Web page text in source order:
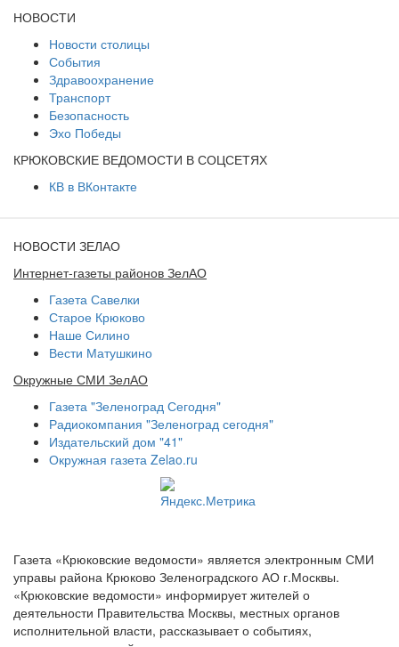
НОВОСТИ
Новости столицы
События
Здравоохранение
Транспорт
Безопасность
Эхо Победы
КРЮКОВСКИЕ ВЕДОМОСТИ В СОЦСЕТЯХ
КВ в ВКонтакте
НОВОСТИ ЗЕЛАО
Интернет-газеты районов ЗелАО
Газета Савелки
Старое Крюково
Наше Силино
Вести Матушкино
Окружные СМИ ЗелАО
Газета "Зеленоград Сегодня"
Радиокомпания "Зеленоград сегодня"
Издательский дом "41"
Окружная газета Zelao.ru
Газета «Крюковские ведомости» является электронным СМИ
управы района Крюково Зеленоградского АО г.Москвы.
«Крюковские ведомости» информирует жителей о
деятельности Правительства Москвы, местных органов
исполнительной власти, рассказывает о событиях,